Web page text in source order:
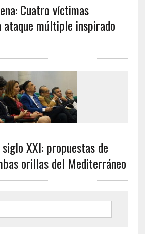
Cuatro víctimas
múltiple inspirado
XXI: propuestas de
orillas del Mediterráneo